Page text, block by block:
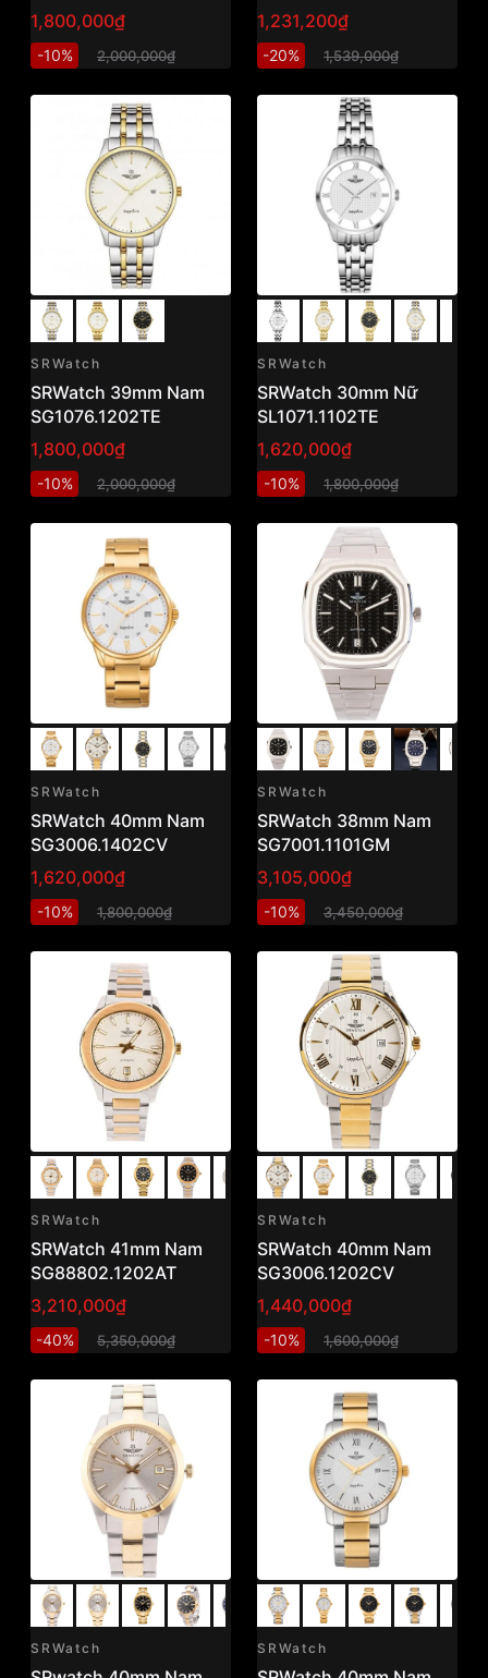
1,800,000₫
-10% 2,000,000₫
AQ-230A-1DMQ
1,231,200₫
-20% 1,539,000₫
SRWatch
SRWatch 39mm Nam
SG1076.1202TE
1,800,000₫
-10% 2,000,000₫
SRWatch
SRWatch 30mm Nữ
SL1071.1102TE
1,620,000₫
-10% 1,800,000₫
SRWatch
SRWatch 40mm Nam
SG3006.1402CV
1,620,000₫
-10% 1,800,000₫
SRWatch
SRWatch 38mm Nam
SG7001.1101GM
3,105,000₫
-10% 3,450,000₫
SRWatch
SRWatch 41mm Nam
SG88802.1202AT
3,210,000₫
-40% 5,350,000₫
SRWatch
SRWatch 40mm Nam
SG3006.1202CV
1,440,000₫
-10% 1,600,000₫
SRWatch SRWatch